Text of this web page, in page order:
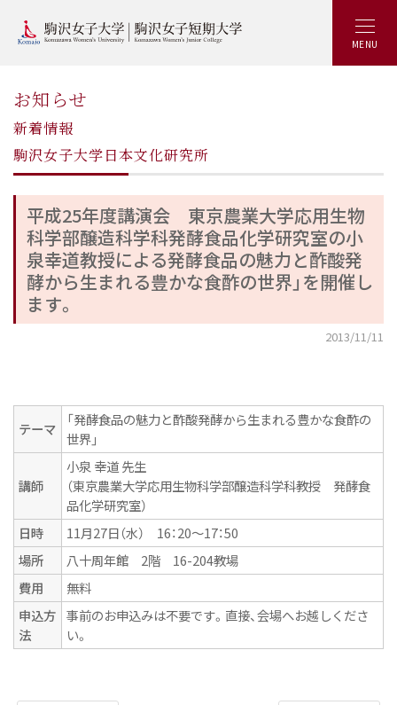
MENU
お知らせ
新着情報
駒沢女子大学日本文化研究所
平成25年度講演会 東京農業大学応用生物
科学部醸造科学科発酵食品化学研究室の小
泉幸道教授による発酵食品の魅力と酢酸発
酵から生まれる豊かな食酢の世界」を開催し
ます。
2013/11/11
テーマ
「発酵食品の魅力と酢酸発酵から生まれる豊かな食酢の
世界」
講師
小泉 幸道 先生
（東京農業大学応用生物科学部醸造科学科教授 発酵食
品化学研究室）
日時
11月27日（水） 16：20〜17：50
場所
八十周年館 2階 16-204教場
費用
無料
申込方
法
事前のお申込みは不要です。直接、会場へお越しくださ
い。